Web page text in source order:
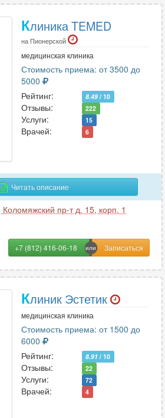
томография
49
36
212
21
7
28
Клиника TEMED
на Пионерской
медицинская клиника
Стоимость приема: от 3500 до
5000
Рейтинг:
8.49 / 10
Отзывы: 222
Услуги: 15
Врачей: 6
Читать описание
Коломяжский пр-т д. 15, корп. 1
+7 (812) 416-06-18
Клиник Эстетик
медицинская клиника
Стоимость приема: от 1500 до
6000
Рейтинг:
8.91 / 10
Отзывы: 22
Услуги: 72
Врачей: 4